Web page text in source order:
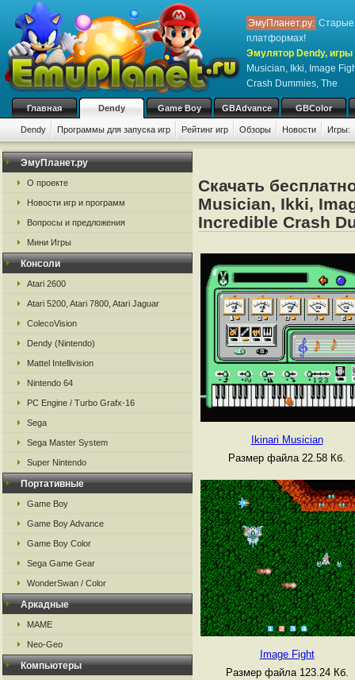
ЭмуПланет.ру: Старые
платформах!
Эмулятор Dendy, игры
Musician, Ikki, Image
Crash Dummies, The
Главная Dendy Game Boy GBAdvance GBColor
Dendy Программы для запуска игр Рейтинг игр Обзоры Новости Игры:
ЭмуПланет.ру
О проекте
Новости игр и программ
Вопросы и предложения
Мини Игры
Консоли
Atari 2600
Atari 5200, Atari 7800, Atari Jaguar
ColecoVision
Dendy (Nintendo)
Mattel Intellivision
Nintendo 64
PC Engine / Turbo Grafx-16
Sega
Sega Master System
Super Nintendo
Портативные
Game Boy
Game Boy Advance
Game Boy Color
Sega Game Gear
WonderSwan / Color
Аркадные
MAME
Neo-Geo
Компьютеры
Скачать
Musician, Ikki,
Incredible Crash
Ikinari Musician
Размер файла 22.58 Кб.
Image Fight
Размер файла 123.24 Кб.